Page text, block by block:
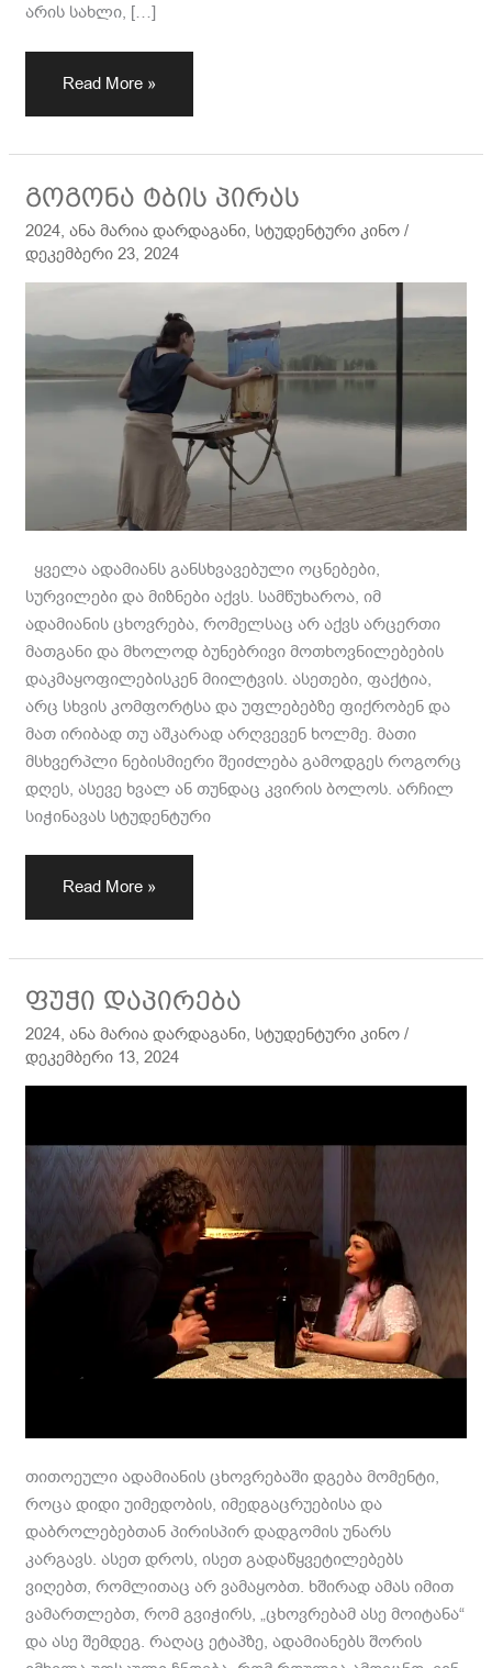
არის სახლი, […]
Read More »
გოგონა ტბის პირას
2024,ანა მარია დარდაგანი, სტუდენტური კინო /
დეკემბერი 23, 2024
ყველა ადამიანს განსხვავებული ოცნებები,
სურვილები და მიზნები აქვს. სამწუხაროა, იმ
ადამიანის ცხოვრება, რომელსაც არ აქვს არცერთი
მათგანი და მხოლოდ ბუნებრივი მოთხოვნილებების
დაკმაყოფილებისკენ მიილტვის. ასეთები, ფაქტია,
არც სხვის კომფორტსა და უფლებებზე ფიქრობენ და
მათ ირიბად თუ აშკარად არღვევენ ხოლმე. მათი
მსხვერპლი ნებისმიერი შეიძლება გამოდგეს როგორც
დღეს, ასევე ხვალ ან თუნდაც კვირის ბოლოს. არჩილ
სიჭინავას სტუდენტური
გოგონა
ტბის
პირას
Read More »
ფუჭი დაპირება
2024,ანა მარია დარდაგანი, სტუდენტური კინო /
დეკემბერი 13, 2024
თითოეული ადამიანის ცხოვრებაში დგება მომენტი,
როცა დიდი უიმედობის, იმედგაცრუებისა და
დაბროლებებთან პირისპირ დადგომის უნარს
კარგავს. ასეთ დროს, ისეთ გადაწყვეტილებებს
ვიღებთ, რომლითაც არ ვამაყობთ. ხშირად ამას იმით
ვამართლებთ, რომ გვიჭირს, „ცხოვრებამ ასე მოიტანა“
და ასე შემდეგ. რაღაც ეტაპზე, ადამიანებს შორის
ფუჭი
დაპირება